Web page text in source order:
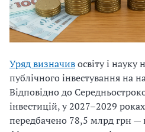
Уряд визначивосвіту і
публічного інвестування на
Відповідно до
інвестицій, у 2027–2029
передбачено 78,5 млрд грн —